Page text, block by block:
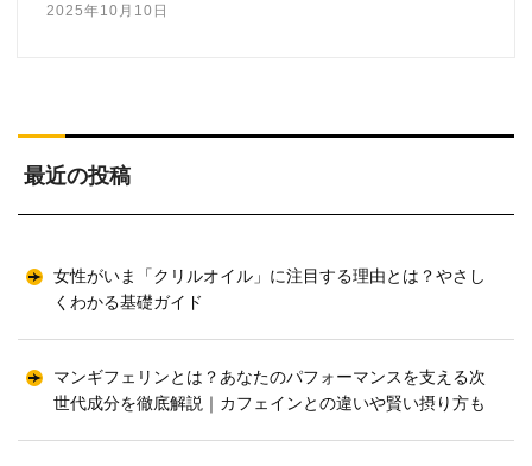
2025年10月10日
最近の投稿
女性がいま「クリルオイル」に注目する理由とは？やさし
くわかる基礎ガイド
マンギフェリンとは？あなたのパフォーマンスを支える次
世代成分を徹底解説｜カフェインとの違いや賢い摂り方も